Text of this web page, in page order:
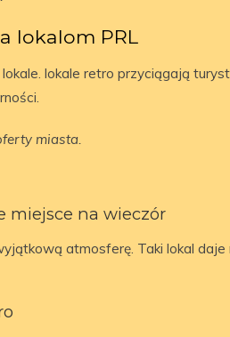
lokalom PRL
lokale retro przyciągają
miasta.
miejsce na wieczór
atmosferę. Taki lokal daje